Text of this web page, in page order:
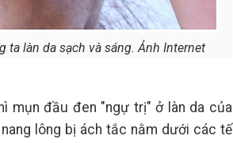
ta làn da sạch và sáng. Ảnh Internet
mụn đầu đen "ngự trị" ở làn da của
lông bị ách tắc nằm dưới các tế